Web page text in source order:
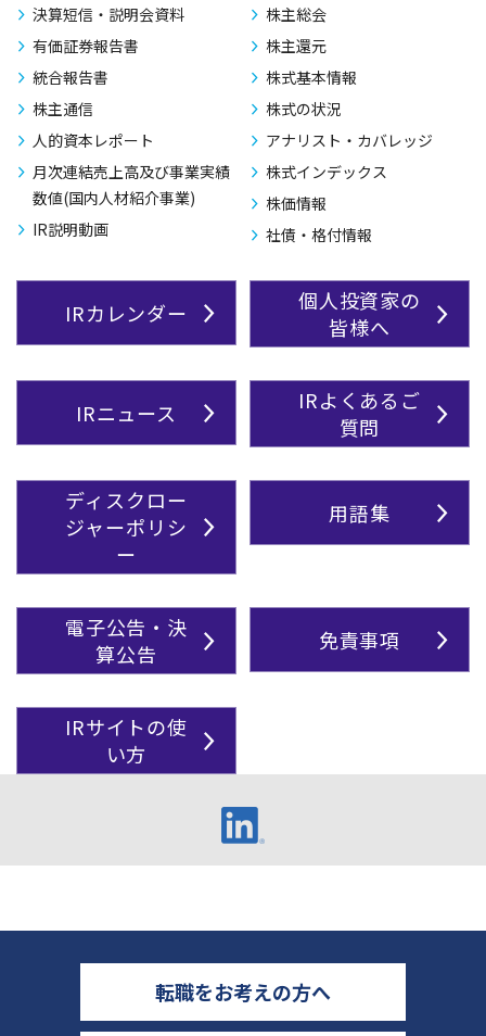
決算短信・説明会資料
有価証券報告書
統合報告書
株主通信
人的資本レポート
月次連結売上高及び事業実績
数値(国内人材紹介事業)
IR説明動画
株主総会
株主還元
株式基本情報
株式の状況
アナリスト・カバレッジ
株式インデックス
株価情報
社債・格付情報
IRカレンダー
個人投資家の
皆様へ
IRニュース
IRよくあるご
質問
ディスクロー
ジャーポリシ
ー
用語集
電子公告・決
算公告
免責事項
IRサイトの使
い方
転職をお考えの方へ